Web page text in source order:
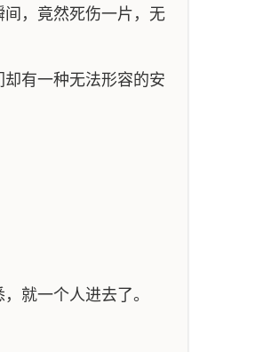
，竟然死伤一片，无
有一种无法形容的安
就一个人进去了。